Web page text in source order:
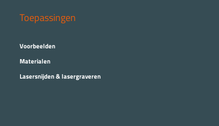
Toepassingen
Voorbeelden
Materialen
Lasersnijden & lasergraveren